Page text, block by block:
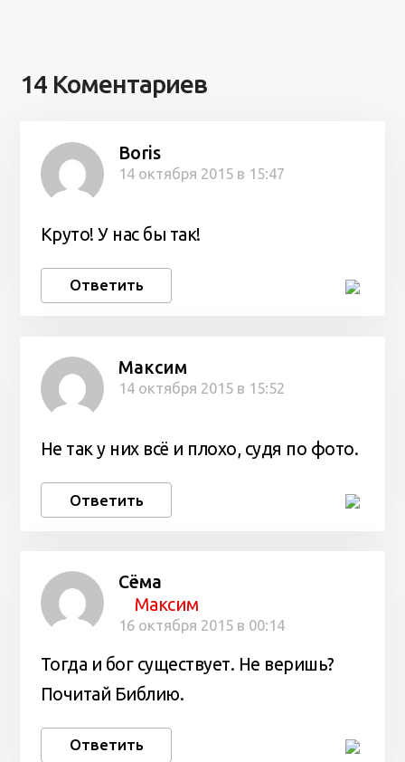
14 Коментариев
Boris
14 октября 2015 в 15:47
Круто! У нас бы так!
Ответить
Максим
14 октября 2015 в 15:52
Не так у них всё и плохо, судя по фото.
Ответить
Сёма
Максим
16 октября 2015 в 00:14
Тогда и бог существует. Не веришь?
Почитай Библию.
Ответить